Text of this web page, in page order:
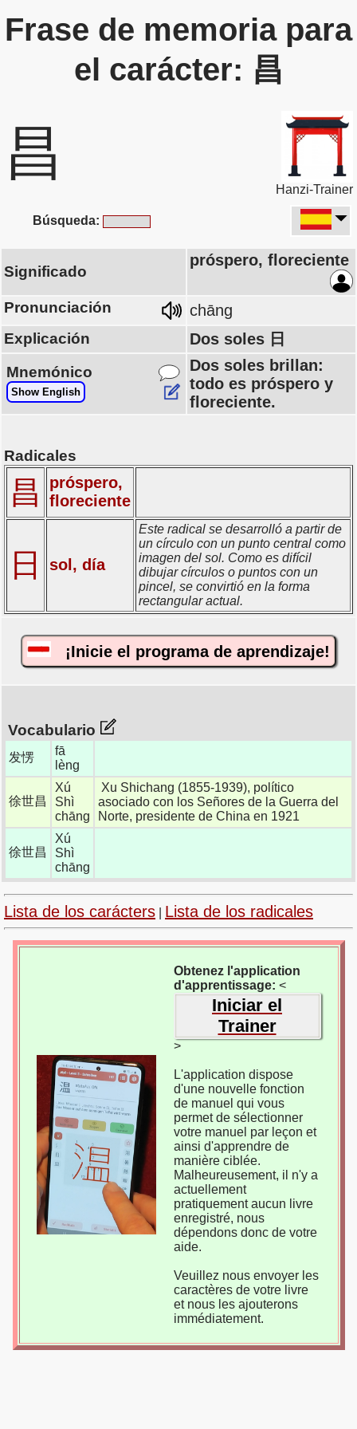
Frase de memoria para
el carácter: 昌
昌
Hanzi-Trainer
Búsqueda:
Significado
próspero, floreciente
Pronunciación chāng
Explicación Dos soles 日
Mnemónico
Show English
Dos soles brillan:
todo es próspero y
floreciente.
Radicales
昌
próspero,
floreciente
日 sol, día
Este radical se desarrolló a partir de
un círculo con un punto central como
imagen del sol. Como es difícil
dibujar círculos o puntos con un
pincel, se convirtió en la forma
rectangular actual.
¡Inicie el programa de aprendizaje!
Vocabulario
发愣
fā
lèng
徐世昌
Xú
Shì
chāng
Xu Shichang (1855-1939), político
asociado con los Señores de la Guerra del
Norte, presidente de China en 1921
徐世昌
Xú
Shì
chāng
Lista de los carácters Lista de los radicales
Obtenez l'application
d'apprentissage: <
Iniciar el
Trainer
>
L'application dispose
d'une nouvelle fonction
de manuel qui vous
permet de sélectionner
votre manuel par leçon et
ainsi d'apprendre de
manière ciblée.
Malheureusement, il n'y a
actuellement
pratiquement aucun livre
enregistré, nous
dépendons donc de votre
aide.
Veuillez nous envoyer les
caractères de votre livre
et nous les ajouterons
immédiatement.